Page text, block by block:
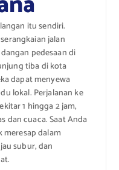
itu sendiri.
jalan
pedesaan di
tiba di kota
dapat menyewa
lokal. Perjalanan ke
1 hingga 2 jam,
dan cuaca. Saat Anda
dalam
subur, dan